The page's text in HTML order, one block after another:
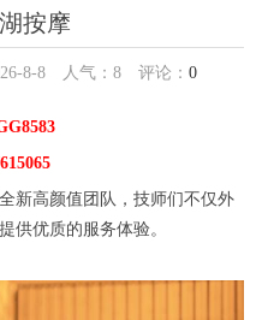
按摩
8-8 人气： 8评论： 0
高颜值团队，技师们不仅外
供优质的服务体验。